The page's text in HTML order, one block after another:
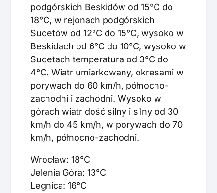
podgórskich Beskidów od 15°C do
18°C, w rejonach podgórskich
Sudetów od 12°C do 15°C, wysoko w
Beskidach od 6°C do 10°C, wysoko w
Sudetach temperatura od 3°C do
4°C. Wiatr umiarkowany, okresami w
porywach do 60 km/h, północno-
zachodni i zachodni. Wysoko w
górach wiatr dość silny i silny od 30
km/h do 45 km/h, w porywach do 70
km/h, północno-zachodni.
Wrocław: 18°C
Jelenia Góra: 13°C
Legnica: 16°C